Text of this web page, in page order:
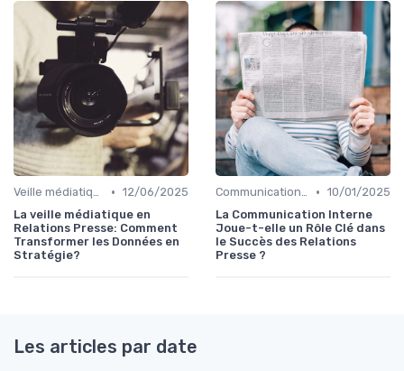
Veille médiatique • 12/06/2025
La veille médiatique en
Relations Presse: Comment
Transformer les Données en
Stratégie?
Communication interne • 10/01/2025
La Communication Interne
Joue-t-elle un Rôle Clé dans
le Succès des Relations
Presse ?
Les articles par date